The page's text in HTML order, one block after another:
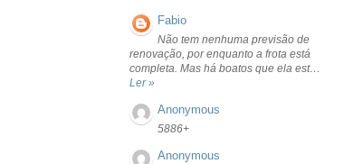
Fabio
Não tem nenhuma previsão de
renovação, por enquanto a frota está
completa. Mas há boatos que ela est…
Ler »
Anonymous
5886+
Anonymous